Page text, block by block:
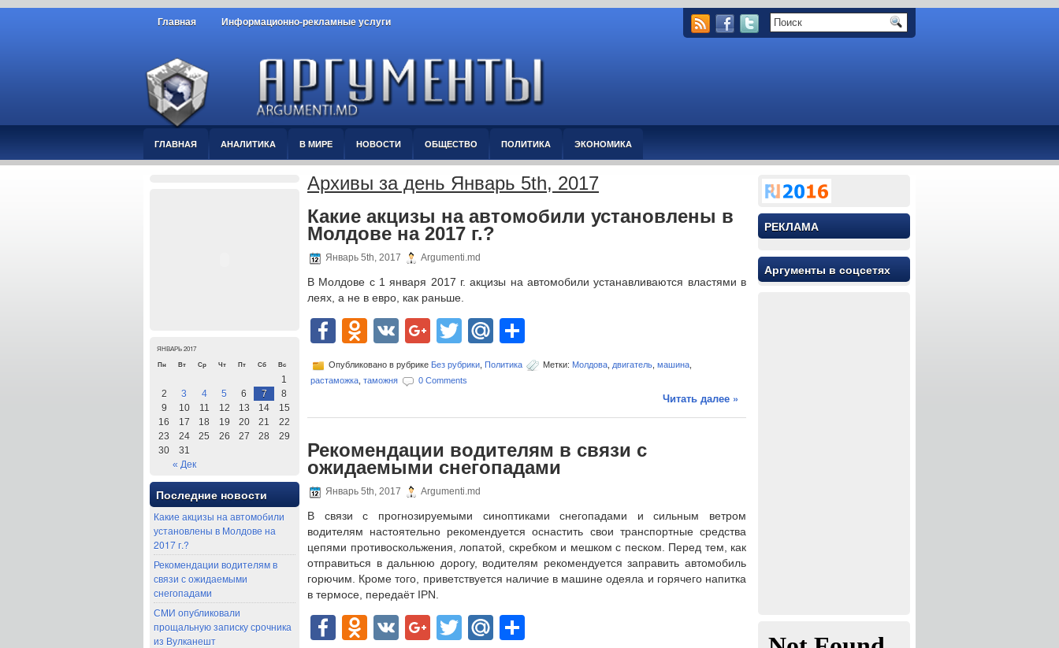
Главная Информационно-рекламные услуги
ГЛАВНАЯ АНАЛИТИКА В МИРЕ НОВОСТИ ОБЩЕСТВО ПОЛИТИКА ЭКОНОМИКА
ЯНВАРЬ 2017
Пн
Вт Ср Чт Пт Сб Вс
« Дек
1
2
3 4 5 6 7
8
9
10 11 12 13 14
15
16
17 18 19 20 21
22
23
24 25 26 27 28
29
30
31
Последние новости
Какие акцизы на автомобили
установлены в Молдове на
2017 г.?
Рекомендации водителям в
связи с ожидаемыми
снегопадами
СМИ опубликовали
прощальную записку срочника
из Вулканешт
Архивы за день Январь 5th, 2017
Какие акцизы на автомобили установлены в
Молдове на 2017 г.?
Январь 5th, 2017 Argumenti.md
В Молдове с 1 января 2017 г. акцизы на автомобили устанавливаются властями в
леях, а не в евро, как раньше.
Facebook
Odnoklassniki
VK Google+
TwitterMail.Ru
Опубликовано в рубрике Без рубрики Политика Метки: Молдова двигатель машина
растаможка таможня 0 Comments
Читать далее »
Рекомендации водителям в связи с
ожидаемыми снегопадами
Январь 5th, 2017 Argumenti.md
В связи с прогнозируемыми синоптиками снегопадами и сильным ветром
водителям настоятельно рекомендуется оснастить свои транспортные средства
цепями противоскольжения, лопатой, скребком и мешком с песком. Перед тем, как
отправиться в дальнюю дорогу, водителям рекомендуется заправить автомобиль
горючим. Кроме того, приветствуется наличие в машине одеяла и горячего напитка
в термосе, передаёт IPN.
Facebook
Odnoklassniki
VK Google+
TwitterMail.Ru
РЕКЛАМА
Аргументы в соцсетях